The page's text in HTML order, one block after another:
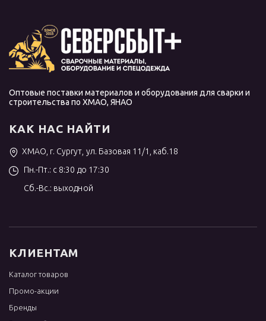
Оптовые поставки материалов и оборудования для сварки и
строительства по ХМАО, ЯНАО
КАК НАС НАЙТИ
ХМАО, г. Сургут, ул. Базовая 11/1, каб.18
Пн.-Пт.: с 8:30 до 17:30
Сб.-Вс.: выходной
КЛИЕНТАМ
Каталог товаров
Промо-акции
Бренды